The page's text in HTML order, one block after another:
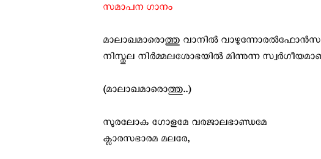
സമാപന ഗാനം
മാലാഖമാരൊത്തു വാനില്‍
നിസ്തുല നിര്‍മ്മലശോഭയില്‍ മിന്നുന്ന
(മാലാഖമാരൊത്തു..)
സുരലോക ഗോളമേ വരജാലഭാണ്ഡമേ
ക്ലാരസഭാരമ മലരേ,